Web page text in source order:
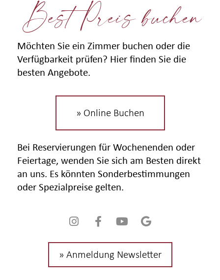
Best Preis buchen
Möchten Sie ein Zimmer buchen oder die
Verfügbarkeit prüfen? Hier finden Sie die
besten Angebote.
» Online Buchen
Bei Reservierungen für Wochenenden oder
Feiertage, wenden Sie sich am Besten direkt
an uns. Es könnten Sonderbestimmungen
oder Spezialpreise gelten.
» Anmeldung Newsletter